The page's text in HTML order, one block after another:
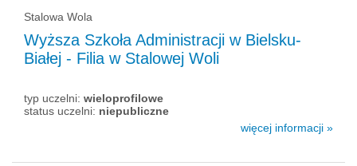
Stalowa Wola
Wyższa Szkoła Administracji w Bielsku-
Białej - Filia w Stalowej Woli
typ uczelni: wieloprofilowe
status uczelni: niepubliczne
więcej informacji »